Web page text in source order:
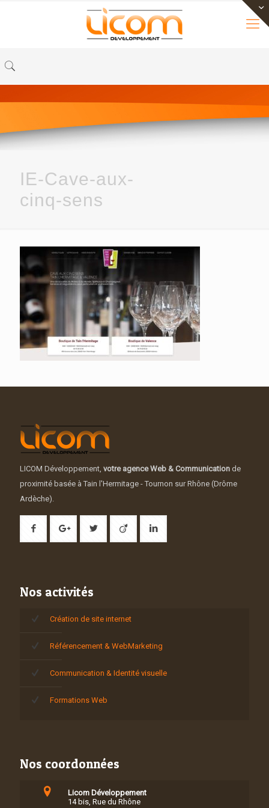
IE-Cave-aux-
cinq-sens
LICOM Développement, votre agence Web & Communication de
proximité basée à Tain l'Hermitage - Tournon sur Rhône (Drôme
Ardèche).
Nos activités
Création de site internet
Référencement & WebMarketing
Communication & Identité visuelle
Formations Web
Nos coordonnées
Licom Développement
14 bis, Rue du Rhône